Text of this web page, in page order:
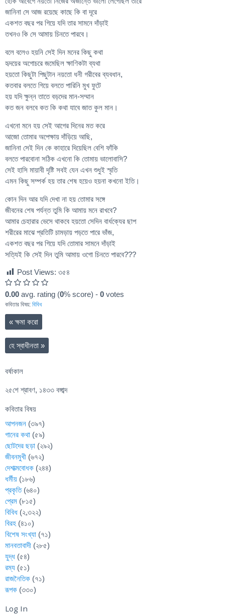
জানিনা সে আজ রয়েছে কাছে কি বা দূরে
একশত বছর পর গিয়ে যদি তার সামনে দাঁড়াই
তখনও কি সে আমায় চিনতে পারবে।
বলে বলেও হয়নি সেই দিন মনের কিছু কথা
হৃদয়ের অগোচরে জমেছিল ক্ষাণিকটা ব্যথা
হয়তো কিছুটা পিছুটান নয়তো ধনী গরীবের ব্যবধান,
কতবার বলতে গিয়ে বলতে পারিনি মুখ ফুটে
হয় যদি ক্ষুন্ন তাতে বড়দের মান-সম্মান
কত জন বলবে কত কি কথা যাবে জাত কুল মান।
এখনো মনে হয় সেই আগের দিনের মত করে
আজো তোমার অপেক্ষায় দাঁড়িয়ে আছি,
জানিনা সেই দিন কে কাহারে দিয়েছিল বেশি ফাঁকি
বলতে পারবোনা সঠিক এখনো কি তোমায় ভালোবাসি?
সেই হাসি মায়াবী দৃষ্টি সবই যেন এখন শুধুই স্মৃতি
এমন কিছু সম্পর্ক হয় তার শেষ হয়েও হয়না কখনো ইতি।
কোন দিন আর যদি দেখা না হয় তোমার সঙ্গে
জীবনের শেষ পর্যন্ত তুমি কি আমায় মনে রাখবে?
আমার চেহারার ভেসে থাকবে হয়তো সেদিন বার্ধক্যের ছাপ
শরীরের মাঝে প্রতিটি চামড়ায় পড়তে পারে ভাঁজ,
একশত বছর পর গিয়ে যদি তোমার সামনে দাঁড়াই
সত্যিই কি সেই দিন তুমি আমায় ওগো চিনতে পারবে???
Post Views: ৩৫৪
0.00 avg. rating (0% score) - 0 votes
কবিতার বিষয়: বিবিধ
«ক্ষমা করো
হে স্বাধীনতা »
বর্ষাকাল
২৫শে শ্রাবণ, ১৪৩৩ বঙ্গাব্দ
কবিতার বিষয়
আপনজন (৩৯৭)
গানের কথা (৫৯)
ছোটদের ছড়া (২৯২)
জীবনমুখী (৬৭২)
দেশাত্মবোধক (২৪৪)
ধর্মীয় (১৮৬)
প্রকৃতি(৬৪০)
প্রেম (৮১৫)
বিবিধ (২,৩২২)
বিরহ (৪১০)
বিশেষ সংখ্যা (৭১)
মানবতাবাদী (২৮৫)
যুদ্ধ (৫৪)
রম্য (৫১)
রাজনৈতিক (৭১)
রূপক (৩৩০)
Log In